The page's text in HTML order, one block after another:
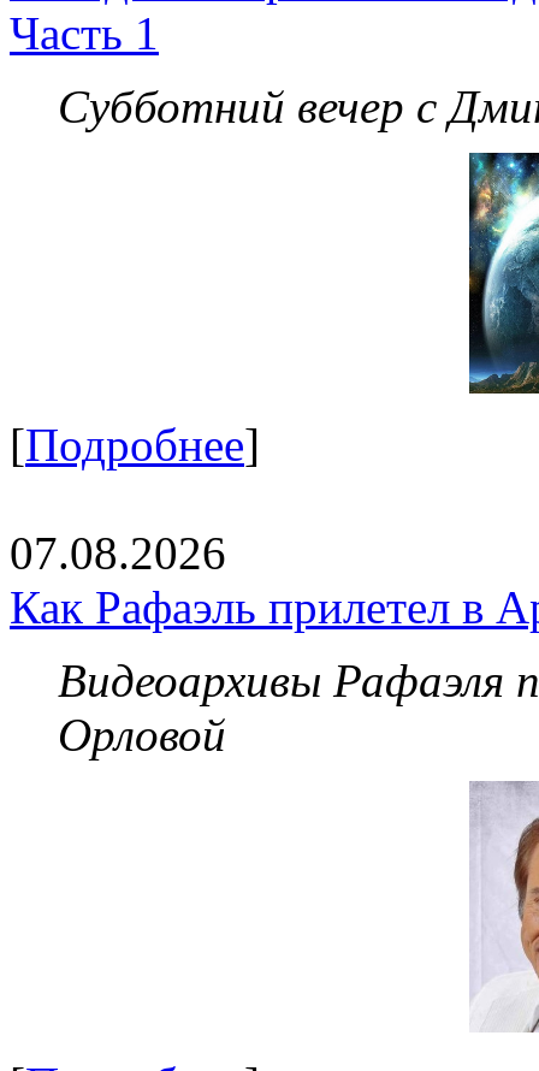
Часть 1
Субботний вечер с
[Подробнее]
07.08.2026
Как Рафаэль прилетел в
Видеоархивы Рафаэля
Орловой